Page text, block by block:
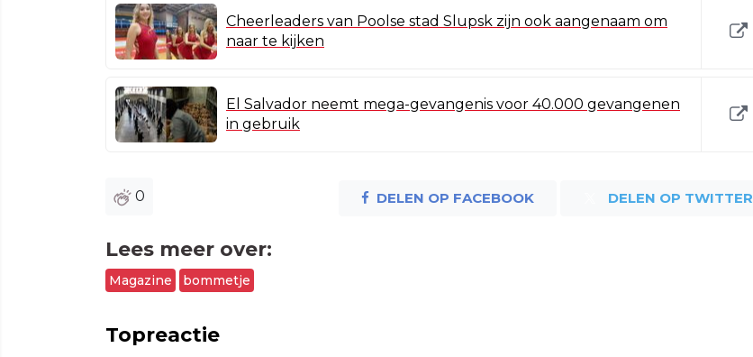
Cheerleaders van Poolse stad Slupsk zijn ook aangenaam om
naar te kijken
El Salvador neemt mega-gevangenis voor 40.000 gevangenen
in gebruik
0 DELEN OP FACEBOOK DELEN OP TWITTER
Lees meer over:
Magazine bommetje
Topreactie